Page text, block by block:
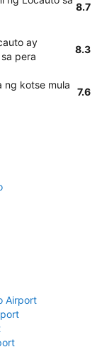
8.7
ay
pera
8.3
ng kotse mula
7.6
Airport